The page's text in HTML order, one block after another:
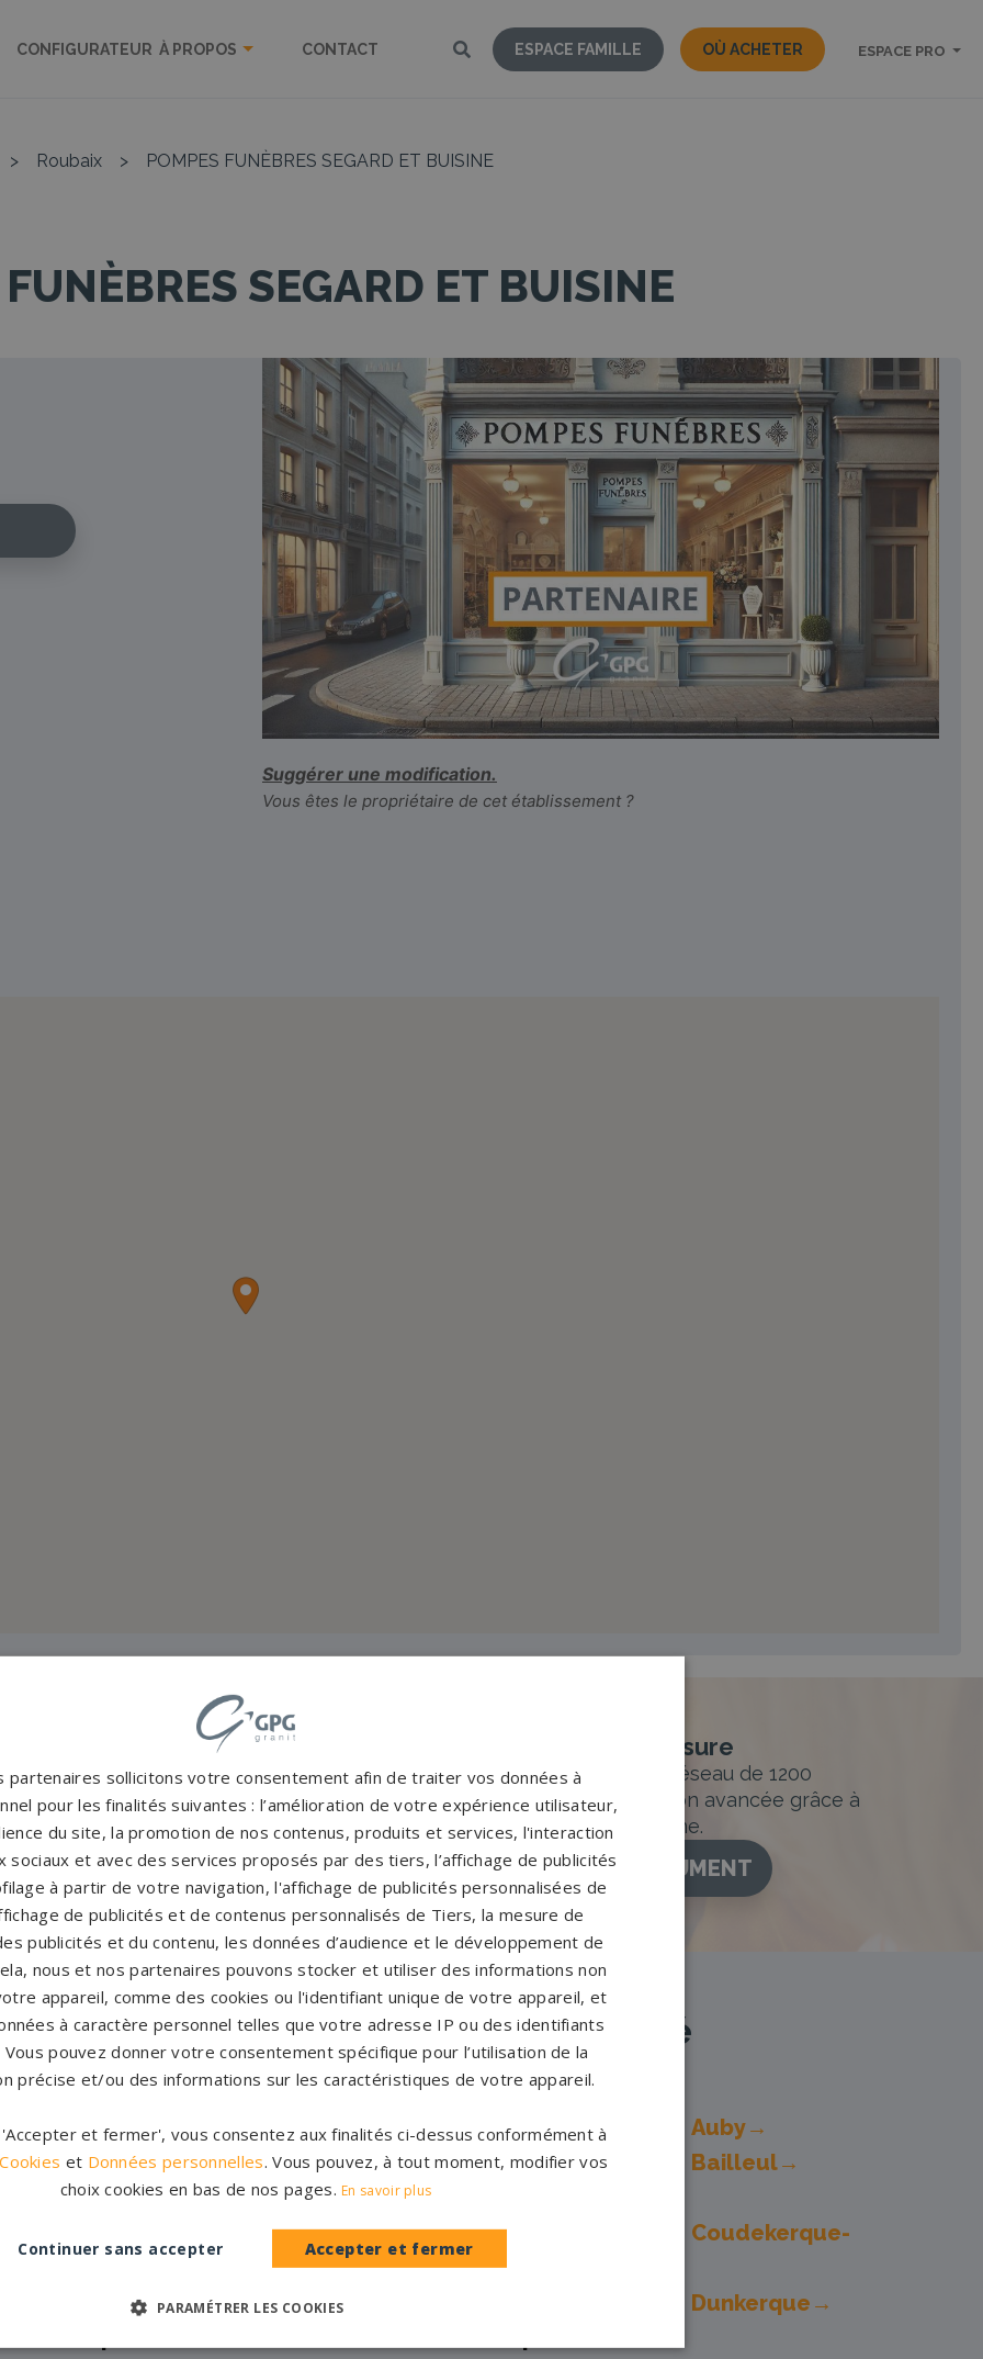
CONFIGURATEUR À PROPOS CONTACT ESPACE FAMILLE OÙ ACHETER ESPACE PRO
> Roubaix > POMPES FUNÈBRES SEGARD ET BUISINE
SEGARD ET BUISINE
Suggérer une modification.
Vous êtes le propriétaire de cet établissement ?
et originales
tombales en granit de
à personnaliser.
Accompagnement sur-mesure
Un accompagnement sur mesure et un réseau de 1200
partenaires partout en France. Personnalisation avancée grâce à
notre configurateur 3D en ligne.
PERSONNALISEZ VOTRE MONUMENT
et marbriers partenaires à proximité
Pompes funèbres -Armentières→ Pompes funèbres -
Auby→
Pompes funèbres - Avesnes-sur-
Helpe→
Pompes funèbres - Bailleul→
Comines→ Pompes funèbres -
Coudekerque-
Branche→
Pompes funèbres - DOUAI→
Dunkerque→
partenaires sollicitons votre consentement afin de traiter vos données à
pour les finalités suivantes : l’amélioration de votre expérience utilisateur,
du site, la promotion de nos contenus, produits et services, l'interaction
sociaux et avec des services proposés par des tiers, l’affichage de publicités
à partir de votre navigation, l'affichage de publicités personnalisées de
de publicités et de contenus personnalisés de Tiers, la mesure de
publicités et du contenu, les données d’audience et le développement de
nous et nos partenaires pouvons stocker et utiliser des informations non
appareil, comme des cookies ou l'identifiant unique de votre appareil, et
à caractère personnel telles que votre adresse IP ou des identifiants
pouvez donner votre consentement spécifique pour l’utilisation de la
précise et/ou des informations sur les caractéristiques de votre appareil.
'Accepter et fermer', vous consentez aux finalités ci-dessus conformément à
et Données personnelles. Vous pouvez, à tout moment, modifier vos
choix cookies en bas de nos pages. En savoir plus
Accepter et fermer
Continuer sans accepter
PARAMÉTRER LES COOKIES